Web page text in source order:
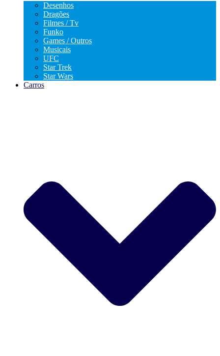
Desenhos
Dragões
Filmes / Tv
Funko
Games / Outros
Musicais
UFC
Star Trek
Star Wars
Carros